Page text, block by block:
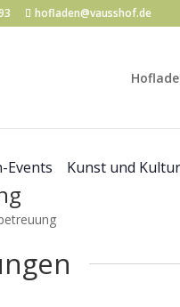
hofladen@vausshof.de
Events Kunst und Kultur